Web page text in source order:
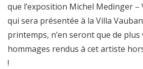
que l’exposition Michel Medinger –
qui sera présentée à la Villa
printemps, n’en seront que de
hommages rendus à cet artiste
!